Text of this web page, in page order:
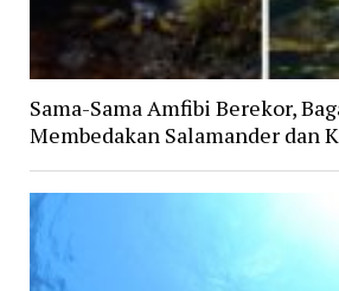
Sama-Sama Amfibi Berekor,
Membedakan Salamander dan